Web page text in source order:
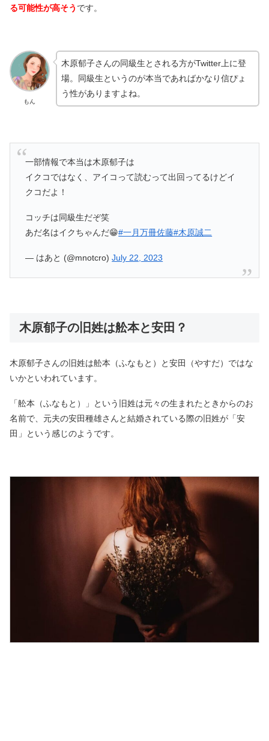
る可能性が高そう です。
もん
木原郁子さんの同級生とされる方がTwitter上に登
場。同級生というのが本当であればかなり信ぴょ
う性がありますよね。
一部情報で本当は木原郁子は
イクコではなく、アイコって読むって出回ってるけどイ
クコだよ！
コッチは同級生だぞ笑
あだ名はイクちゃんだ😁#一月万冊佐藤#木原誠二
— はあと (@mnotcro)July 22, 2023
木原郁子の旧姓は舩本と安田？
木原郁子さんの旧姓は舩本（ふなもと）と安田（やすだ）ではな
いかといわれています。
「舩本（ふなもと）」という旧姓は元々の生まれたときからのお
名前で、元夫の安田種雄さんと結婚されている際の旧姓が「安
田」という感じのようです。